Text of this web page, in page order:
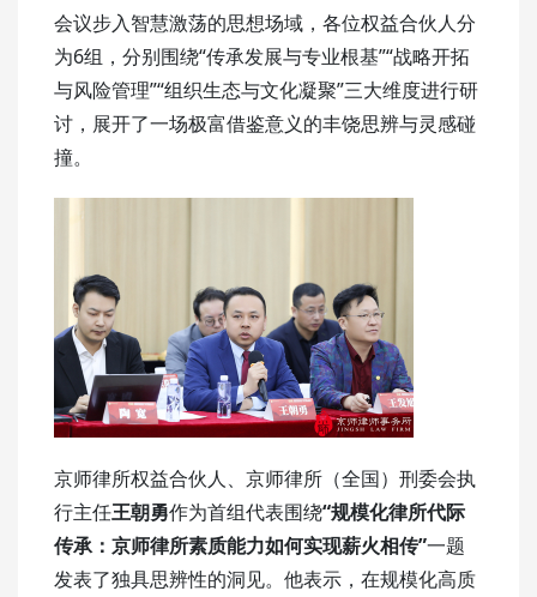
会议步入智慧激荡的思想场域，各位权益合伙人分
为6组，分别围绕“传承发展与专业根基”“战略开拓
与风险管理”“组织生态与文化凝聚”三大维度进行研
讨，展开了一场极富借鉴意义的丰饶思辨与灵感碰
撞。
京师律所权益合伙人、京师律所（全国）刑委会执
行主任王朝勇作为首组代表围绕“规模化律所代际
传承：京师律所素质能力如何实现薪火相传”一题
发表了独具思辨性的洞见。他表示，在规模化高质